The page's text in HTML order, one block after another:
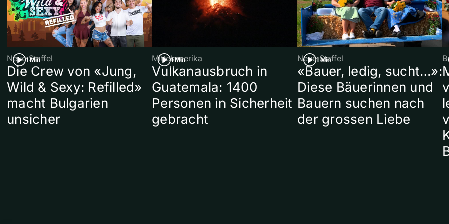
1 Min
Neue Staffel
Die Crew von «Jung,
Wild & Sexy: Refilled»
macht Bulgarien
unsicher
1 Min
Mittelamerika
Vulkanausbruch in
Guatemala: 1400
Personen in Sicherheit
gebracht
1 Min
Neue Staffel
«Bauer, ledig, sucht…»:
Diese Bäuerinnen und
Bauern suchen nach
der grossen Liebe